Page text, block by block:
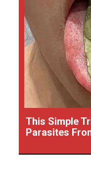
This Simple
Parasites